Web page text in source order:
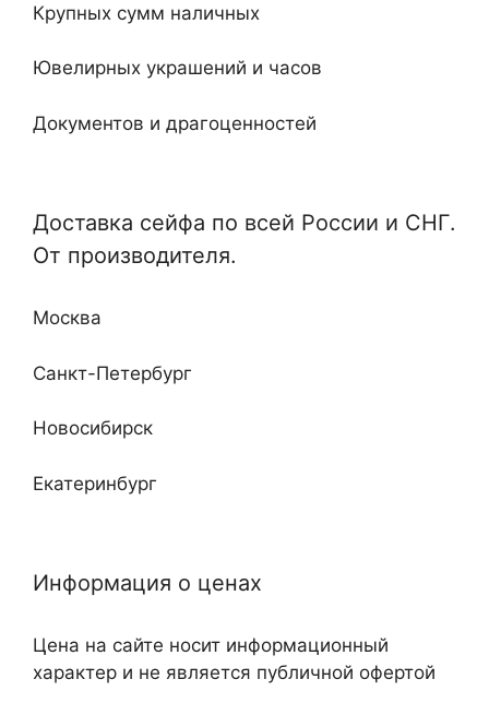
Кабинетные
Недорогие
Крупных сумм наличных
Ювелирных украшений и часов
Документов и драгоценностей
Отдельные и монтируемые
и огню
Доставка сейфа по всей России и СНГ.
От производителя.
Москва
Санкт-Петербург
Новосибирск
Екатеринбург
Казань
Самара
Информация о ценах
Цена на сайте носит информационный
характер и не является публичной офертой